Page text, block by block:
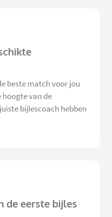
beste match voor jou
hoogte van de
bijlescoach hebben
de eerste bijles